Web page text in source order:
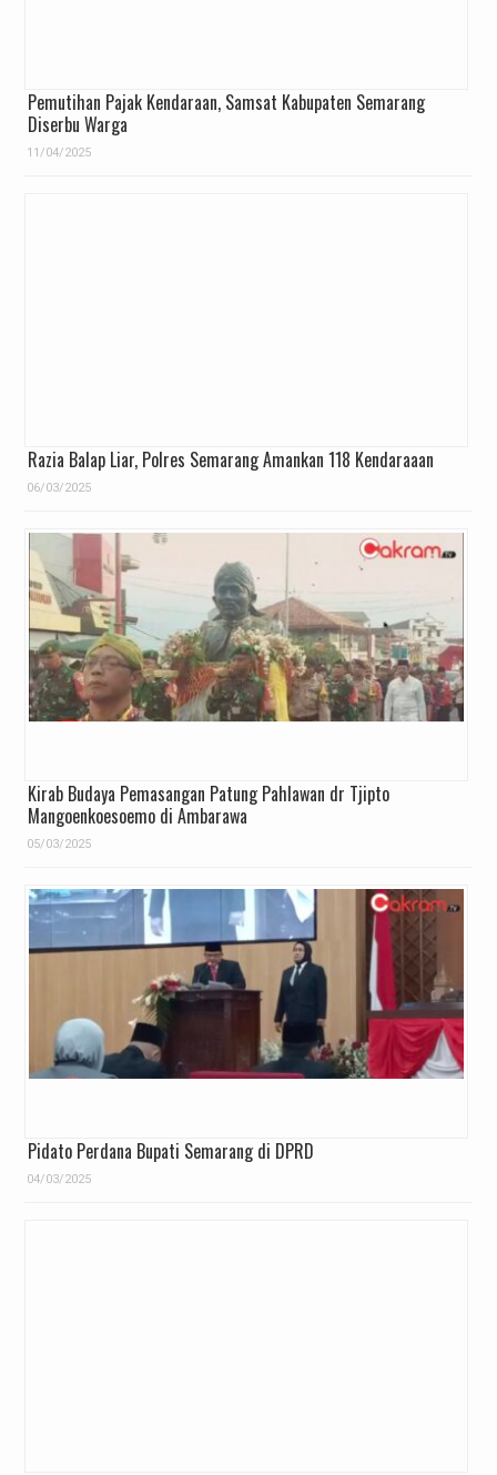
Pemutihan Pajak Kendaraan, Samsat Kabupaten Semarang
Diserbu Warga
11/04/2025
Razia Balap Liar, Polres Semarang Amankan 118 Kendaraaan
06/03/2025
Kirab Budaya Pemasangan Patung Pahlawan dr Tjipto
Mangoenkoesoemo di Ambarawa
05/03/2025
Pidato Perdana Bupati Semarang di DPRD
04/03/2025